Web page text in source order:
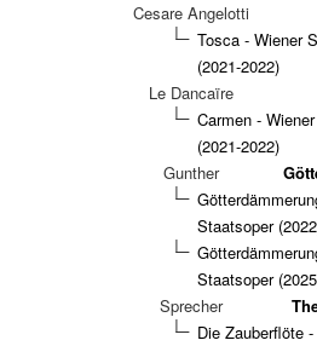
Cesare Angelotti
Tosca - Wiener
(2021-2022)
Le Dancaïre
Carmen -
(2021-2022)
Gunther
Staatsoper
Staatsoper
Sprecher
Die Zauberflöte